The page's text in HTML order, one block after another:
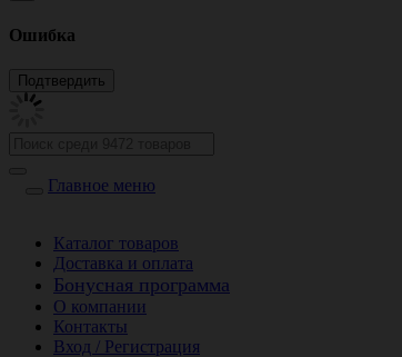
Ошибка
Главное меню
Каталог товаров
Доставка и оплата
Бонусная программа
О компании
Контакты
Вход / Регистрация